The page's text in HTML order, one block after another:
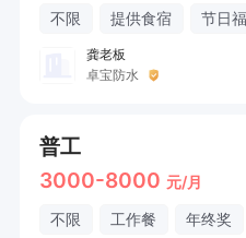
不限 提供食宿 节日
龚老板
卓宝防水
普工
3000-8000 元/月
不限 工作餐 年终奖